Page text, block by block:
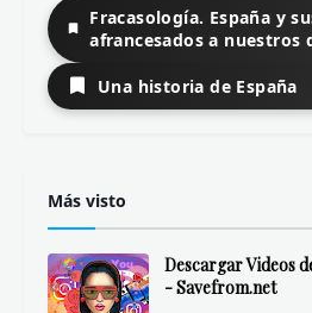
Fracasología. España y
afrancesados a nuestros
Una historia de España
Más visto
Descargar Videos
- Savefrom.net